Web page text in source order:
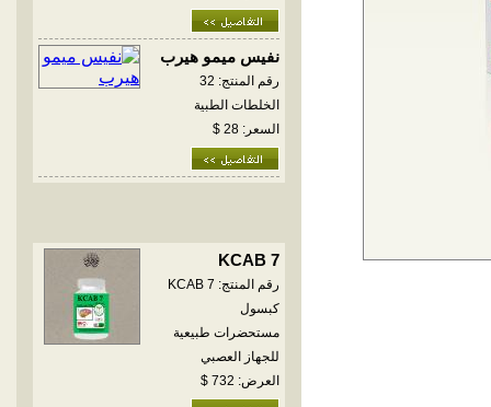
نفيس ميمو هيرب
رقم المنتج: 32
الخلطات الطبية
السعر: 28 $
KCAB 7
رقم المنتج: KCAB 7
كبسول
مستحضرات طبيعية
للجهاز العصبي
العرض: 732 $